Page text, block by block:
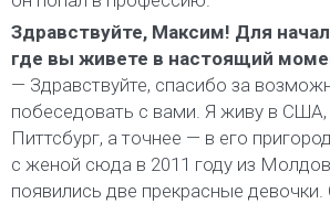
Здравствуйте, Максим! Для
где вы живете в настоящий
— Здравствуйте, спасибо за
побеседовать с вами. Я живу в США,
Питтсбург, а точнее — в его
с женой сюда в 2011 году из
появились две прекрасные